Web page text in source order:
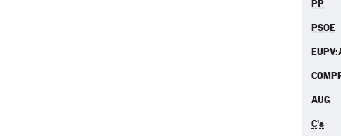
PP
PSOE
AUG
C's